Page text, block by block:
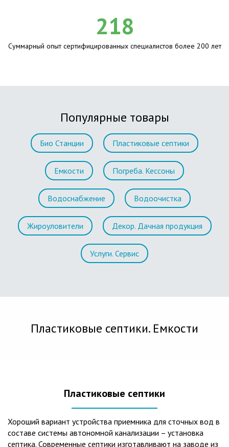
218
Суммарный опыт сертифицированных специалистов более 200 лет
Популярные товары
Био Станции Пластиковые септики
Емкости Погреба. Кессоны
Водоснабжение Водоочистка
Жироуловители Декор. Дачная продукция
Услуги. Сервис
Пластиковые септики. Емкости
Пластиковые септики
Хороший вариант устройства приемника для сточных вод в
составе системы автономной канализации – установка
септика. Современные септики изготавливают на заводе из